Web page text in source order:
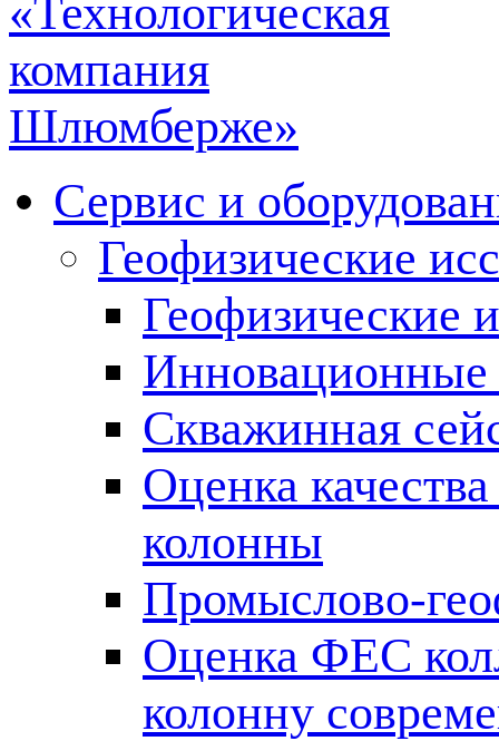
Сервис и
Геофизические
Геофизические
Инновационные
Скважинная
Оценка
колонны
Промыслово-
Оценка ФЕС
колонну